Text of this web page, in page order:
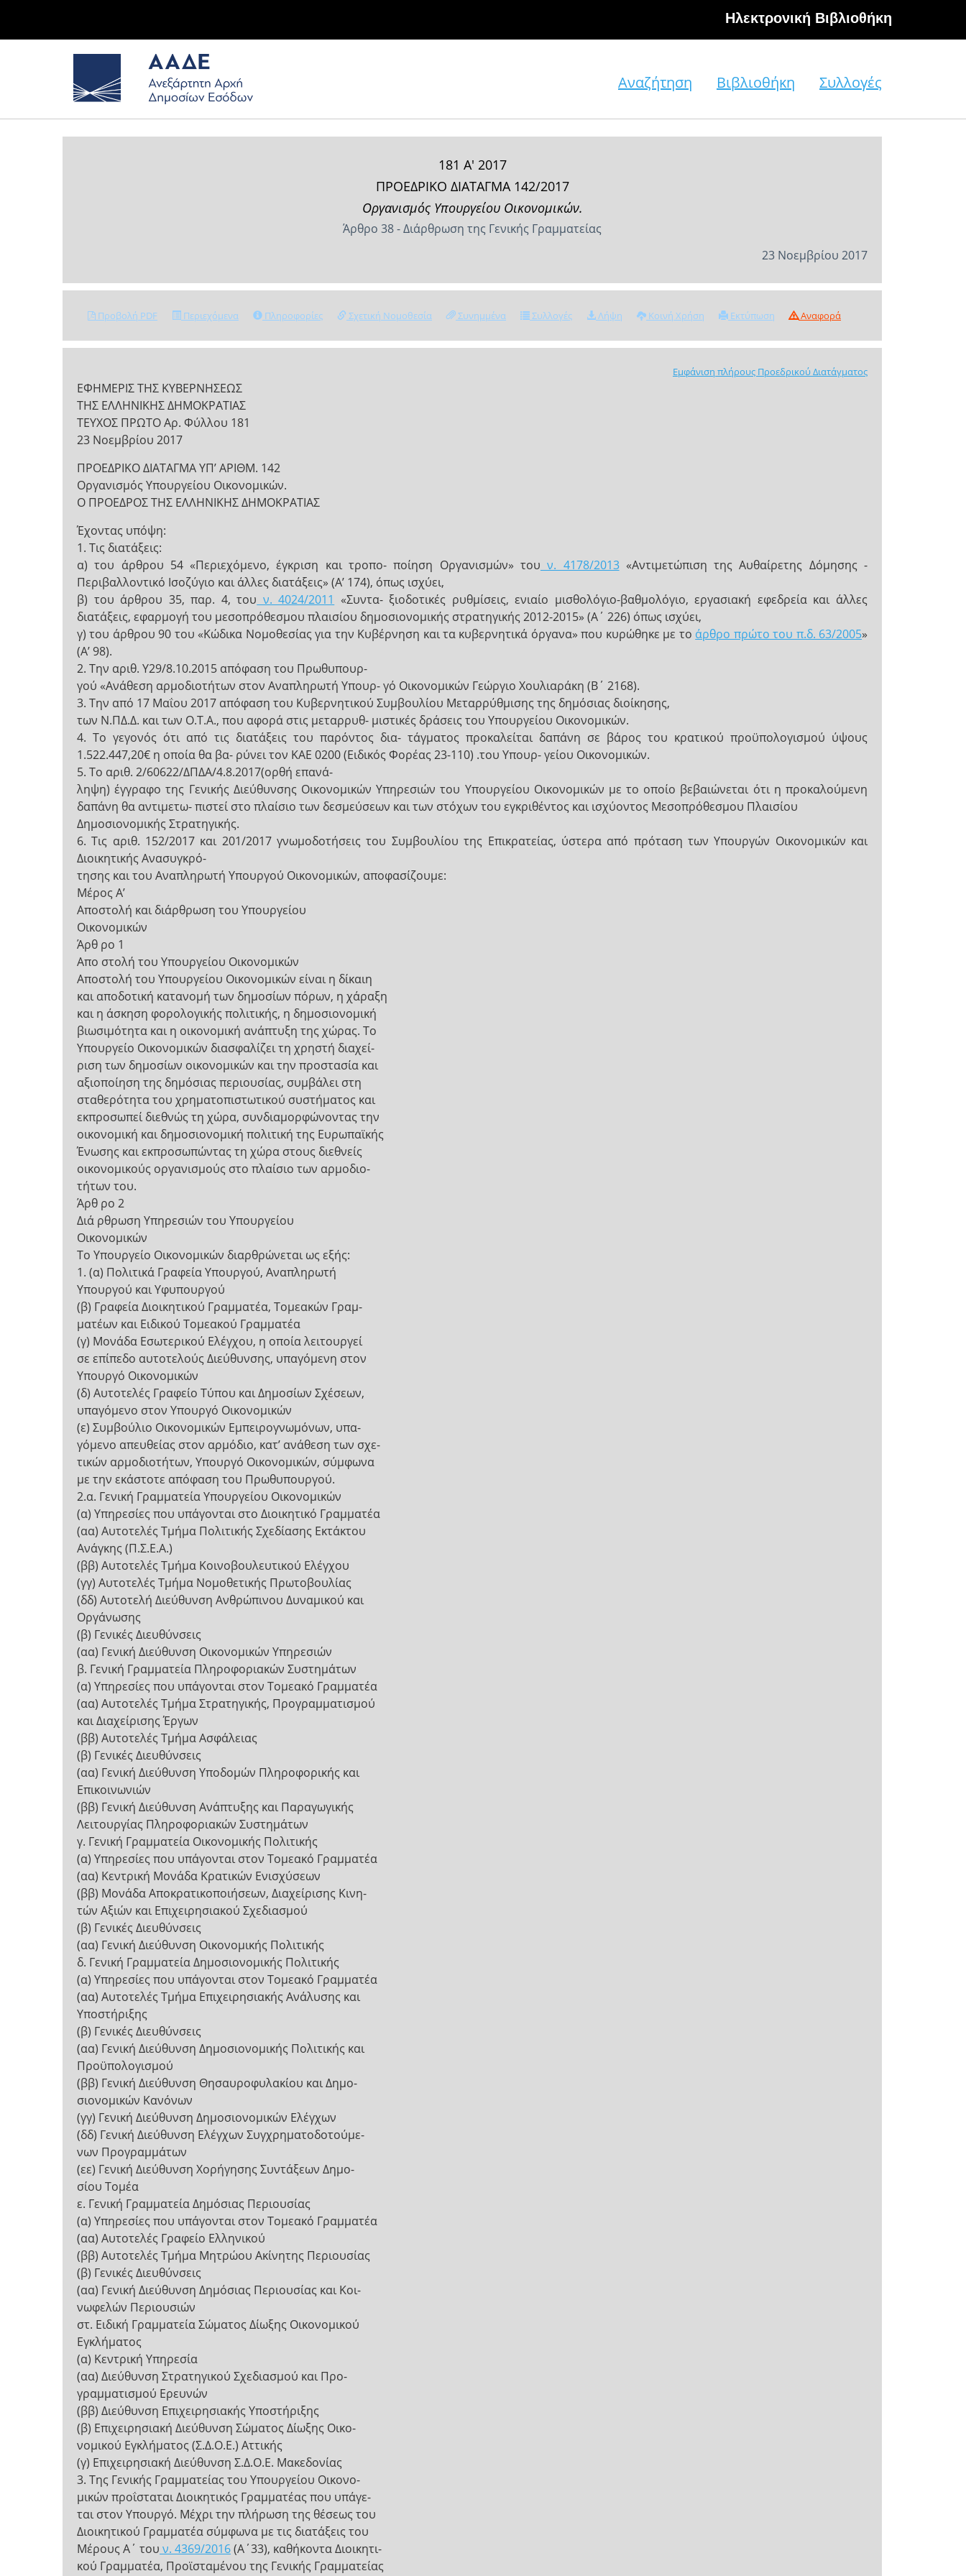
Hλεκτρονική Βιβλιοθήκη
Αναζήτηση Βιβλιοθήκη Συλλογές
181 Α' 2017
ΠΡΟΕΔΡΙΚΟ ΔΙΑΤΑΓΜΑ 142/2017
Οργανισμός Υπουργείου Οικονομικών.
Άρθρο 38 - Διάρθρωση της Γενικής Γραμματείας
23 Νοεμβρίου 2017
Προβολή PDF Περιεχόμενα Πληροφορίες Σχετική Νομοθεσία Συνημμένα Συλλογές Λήψη Κοινή Χρήση Εκτύπωση Αναφορά
Εμφάνιση πλήρους Προεδρικού Διατάγματος
ΕΦΗΜΕΡΙΣ ΤΗΣ ΚΥΒΕΡΝΗΣΕΩΣ
ΤΗΣ ΕΛΛΗΝΙΚΗΣ ΔΗΜΟΚΡΑΤΙΑΣ
ΤΕΥΧΟΣ ΠΡΩΤΟ Αρ. Φύλλου 181
23 Νοεμβρίου 2017
ΠΡΟΕΔΡΙΚΟ ΔΙΑΤΑΓΜΑ ΥΠ’ ΑΡΙΘΜ. 142
Οργανισμός Υπουργείου Οικονομικών.
Ο ΠΡΟΕΔΡΟΣ ΤΗΣ ΕΛΛΗΝΙΚΗΣ ΔΗΜΟΚΡΑΤΙΑΣ
Έχοντας υπόψη:
1. Τις διατάξεις:
α) του άρθρου 54 «Περιεχόμενο, έγκριση και τροπο- ποίηση Οργανισμών» του ν. 4178/2013«Αντιμετώπιση της Αυθαίρετης Δόμησης -
Περιβαλλοντικό Ισοζύγιο και άλλες διατάξεις» (Α’ 174), όπως ισχύει,
β) του άρθρου 35, παρ. 4, του ν. 4024/2011 «Συντα- ξιοδοτικές ρυθμίσεις, ενιαίο μισθολόγιο-βαθμολόγιο, εργασιακή εφεδρεία και άλλες
διατάξεις, εφαρμογή του μεσοπρόθεσμου πλαισίου δημοσιονομικής στρατηγικής 2012-2015» (Α΄ 226) όπως ισχύει,
γ) του άρθρου 90 του «Κώδικα Νομοθεσίας για την Κυβέρνηση και τα κυβερνητικά όργανα» που κυρώθηκε με το άρθρο πρώτο του π.δ. 63/2005»
(Α’ 98).
2. Την αριθ. Υ29/8.10.2015 απόφαση του Πρωθυπουρ-
γού «Ανάθεση αρμοδιοτήτων στον Αναπληρωτή Υπουρ- γό Οικονομικών Γεώργιο Χουλιαράκη (Β΄ 2168).
3. Την από 17 Μαΐου 2017 απόφαση του Κυβερνητικού Συμβουλίου Μεταρρύθμισης της δημόσιας διοίκησης,
των Ν.ΠΔ.Δ. και των Ο.Τ.Α., που αφορά στις μεταρρυθ- μιστικές δράσεις του Υπουργείου Οικονομικών.
4. Το γεγονός ότι από τις διατάξεις του παρόντος δια- τάγματος προκαλείται δαπάνη σε βάρος του κρατικού προϋπολογισμού ύψους
1.522.447,20€ η οποία θα βα- ρύνει τον ΚΑΕ 0200 (Ειδικός Φορέας 23-110) .του Υπουρ- γείου Οικονομικών.
5. Το αριθ. 2/60622/ΔΠΔΑ/4.8.2017(ορθή επανά-
ληψη) έγγραφο της Γενικής Διεύθυνσης Οικονομικών Υπηρεσιών του Υπουργείου Οικονομικών με το οποίο βεβαιώνεται ότι η προκαλούμενη
δαπάνη θα αντιμετω- πιστεί στο πλαίσιο των δεσμεύσεων και των στόχων του εγκριθέντος και ισχύοντος Μεσοπρόθεσμου Πλαισίου
Δημοσιονομικής Στρατηγικής.
6. Τις αριθ. 152/2017 και 201/2017 γνωμοδοτήσεις του Συμβουλίου της Επικρατείας, ύστερα από πρόταση των Υπουργών Οικονομικών και
Διοικητικής Ανασυγκρό-
τησης και του Αναπληρωτή Υπουργού Οικονομικών, αποφασίζουμε:
Μέρος Α’
Αποστολή και διάρθρωση του Υπουργείου
Οικονομικών
Άρθ ρο 1
Απο στολή του Υπουργείου Οικονομικών
Αποστολή του Υπουργείου Οικονομικών είναι η δίκαιη
και αποδοτική κατανομή των δημοσίων πόρων, η χάραξη
και η άσκηση φορολογικής πολιτικής, η δημοσιονομική
βιωσιμότητα και η οικονομική ανάπτυξη της χώρας. Το
Υπουργείο Οικονομικών διασφαλίζει τη χρηστή διαχεί-
ριση των δημοσίων οικονομικών και την προστασία και
αξιοποίηση της δημόσιας περιουσίας, συμβάλει στη
σταθερότητα του χρηματοπιστωτικού συστήματος και
εκπροσωπεί διεθνώς τη χώρα, συνδιαμορφώνοντας την
οικονομική και δημοσιονομική πολιτική της Ευρωπαϊκής
Ένωσης και εκπροσωπώντας τη χώρα στους διεθνείς
οικονομικούς οργανισμούς στο πλαίσιο των αρμοδιο-
τήτων του.
Άρθ ρο 2
Διά ρθρωση Υπηρεσιών του Υπουργείου
Οικονομικών
Το Υπουργείο Οικονομικών διαρθρώνεται ως εξής:
1. (α) Πολιτικά Γραφεία Υπουργού, Αναπληρωτή
Υπουργού και Υφυπουργού
(β) Γραφεία Διοικητικού Γραμματέα, Τομεακών Γραμ-
ματέων και Ειδικού Τομεακού Γραμματέα
(γ) Μονάδα Εσωτερικού Ελέγχου, η οποία λειτουργεί
σε επίπεδο αυτοτελούς Διεύθυνσης, υπαγόμενη στον
Υπουργό Οικονομικών
(δ) Αυτοτελές Γραφείο Τύπου και Δημοσίων Σχέσεων,
υπαγόμενο στον Υπουργό Οικονομικών
(ε) Συμβούλιο Οικονομικών Εμπειρογνωμόνων, υπα-
γόμενο απευθείας στον αρμόδιο, κατ’ ανάθεση των σχε-
τικών αρμοδιοτήτων, Υπουργό Οικονομικών, σύμφωνα
με την εκάστοτε απόφαση του Πρωθυπουργού.
2.α. Γενική Γραμματεία Υπουργείου Οικονομικών
(α) Υπηρεσίες που υπάγονται στο Διοικητικό Γραμματέα
(αα) Αυτοτελές Τμήμα Πολιτικής Σχεδίασης Εκτάκτου
Ανάγκης (Π.Σ.Ε.Α.)
(ββ) Αυτοτελές Τμήμα Κοινοβουλευτικού Ελέγχου
(γγ) Αυτοτελές Τμήμα Νομοθετικής Πρωτοβουλίας
(δδ) Αυτοτελή Διεύθυνση Ανθρώπινου Δυναμικού και
Οργάνωσης
(β) Γενικές Διευθύνσεις
(αα) Γενική Διεύθυνση Οικονομικών Υπηρεσιών
β. Γενική Γραμματεία Πληροφοριακών Συστημάτων
(α) Υπηρεσίες που υπάγονται στον Τομεακό Γραμματέα
(αα) Αυτοτελές Τμήμα Στρατηγικής, Προγραμματισμού
και Διαχείρισης Έργων
(ββ) Αυτοτελές Τμήμα Ασφάλειας
(β) Γενικές Διευθύνσεις
(αα) Γενική Διεύθυνση Υποδομών Πληροφορικής και
Επικοινωνιών
(ββ) Γενική Διεύθυνση Ανάπτυξης και Παραγωγικής
Λειτουργίας Πληροφοριακών Συστημάτων
γ. Γενική Γραμματεία Οικονομικής Πολιτικής
(α) Υπηρεσίες που υπάγονται στον Τομεακό Γραμματέα
(αα) Κεντρική Μονάδα Κρατικών Ενισχύσεων
(ββ) Μονάδα Αποκρατικοποιήσεων, Διαχείρισης Κινη-
τών Αξιών και Επιχειρησιακού Σχεδιασμού
(β) Γενικές Διευθύνσεις
(αα) Γενική Διεύθυνση Οικονομικής Πολιτικής
δ. Γενική Γραμματεία Δημοσιονομικής Πολιτικής
(α) Υπηρεσίες που υπάγονται στον Τομεακό Γραμματέα
(αα) Αυτοτελές Τμήμα Επιχειρησιακής Ανάλυσης και
Υποστήριξης
(β) Γενικές Διευθύνσεις
(αα) Γενική Διεύθυνση Δημοσιονομικής Πολιτικής και
Προϋπολογισμού
(ββ) Γενική Διεύθυνση Θησαυροφυλακίου και Δημο-
σιονομικών Κανόνων
(γγ) Γενική Διεύθυνση Δημοσιονομικών Ελέγχων
(δδ) Γενική Διεύθυνση Ελέγχων Συγχρηματοδοτούμε-
νων Προγραμμάτων
(εε) Γενική Διεύθυνση Χορήγησης Συντάξεων Δημο-
σίου Τομέα
ε. Γενική Γραμματεία Δημόσιας Περιουσίας
(α) Υπηρεσίες που υπάγονται στον Τομεακό Γραμματέα
(αα) Αυτοτελές Γραφείο Ελληνικού
(ββ) Αυτοτελές Τμήμα Μητρώου Ακίνητης Περιουσίας
(β) Γενικές Διευθύνσεις
(αα) Γενική Διεύθυνση Δημόσιας Περιουσίας και Κοι-
νωφελών Περιουσιών
στ. Ειδική Γραμματεία Σώματος Δίωξης Οικονομικού
Εγκλήματος
(α) Κεντρική Υπηρεσία
(αα) Διεύθυνση Στρατηγικού Σχεδιασμού και Προ-
γραμματισμού Ερευνών
(ββ) Διεύθυνση Επιχειρησιακής Υποστήριξης
(β) Επιχειρησιακή Διεύθυνση Σώματος Δίωξης Οικο-
νομικού Εγκλήματος (Σ.Δ.Ο.Ε.) Αττικής
(γ) Επιχειρησιακή Διεύθυνση Σ.Δ.Ο.Ε. Μακεδονίας
3. Της Γενικής Γραμματείας του Υπουργείου Οικονο-
μικών προΐσταται Διοικητικός Γραμματέας που υπάγε-
ται στον Υπουργό. Μέχρι την πλήρωση της θέσεως του
Διοικητικού Γραμματέα σύμφωνα με τις διατάξεις του
Μέρους Α΄ του ν. 4369/2016(Α΄33), καθήκοντα Διοικητι-
κού Γραμματέα, Προϊσταμένου της Γενικής Γραμματείας